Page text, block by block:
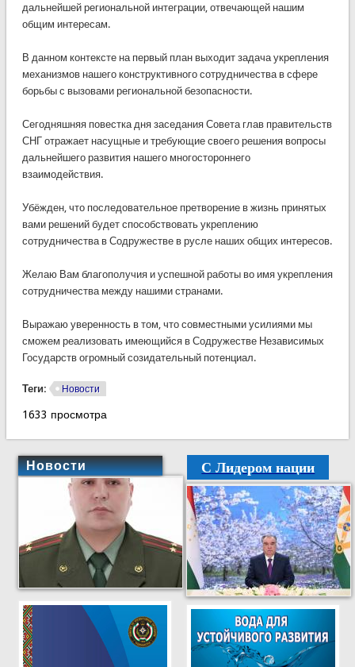
дальнейшей региональной интеграции, отвечающей нашим
общим интересам.
В данном контексте на первый план выходит задача укрепления
механизмов нашего конструктивного сотрудничества в сфере
борьбы с вызовами региональной безопасности.
Сегодняшняя повестка дня заседания Совета глав правительств
СНГ отражает насущные и требующие своего решения вопросы
дальнейшего развития нашего многостороннего
взаимодействия.
Убёжден, что последовательное претворение в жизнь принятых
вами решений будет способствовать укреплению
сотрудничества в Содружестве в русле наших общих интересов.
Желаю Вам благополучия и успешной работы во имя укрепления
сотрудничества между нашими странами.
Выражаю уверенность в том, что совместными усилиями мы
сможем реализовать имеющийся в Содружестве Независимых
Государств огромный созидательный потенциал.
Теги: Новости
1633 просмотра
Новости С Лидером нации